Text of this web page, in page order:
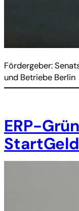
Fördergeber:
und Betriebe Berlin
ERP-
StartGeld